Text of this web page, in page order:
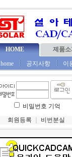
HOME 제품소
home
공지사항 이
비밀번호 기억
회원등록
비번분실